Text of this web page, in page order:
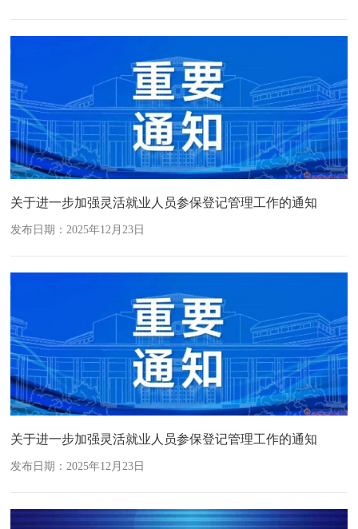
关于进一步加强灵活就业人员参保登记管理工作的通知
发布日期：2025年12月23日
关于进一步加强灵活就业人员参保登记管理工作的通知
发布日期：2025年12月23日